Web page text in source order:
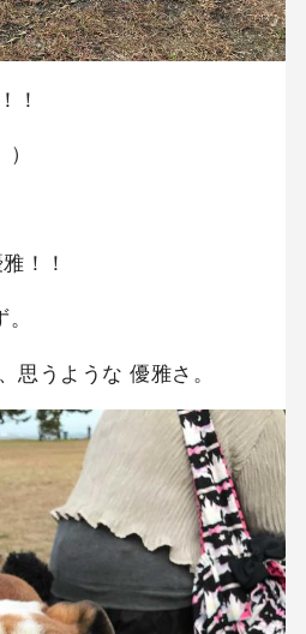
！
！！
思うような 優雅さ。